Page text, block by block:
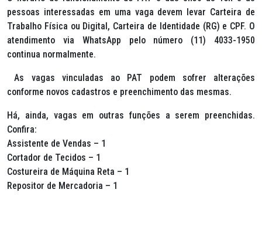
pessoas interessadas em uma vaga devem levar Carteira de
Trabalho Física ou Digital, Carteira de Identidade (RG) e CPF. O
atendimento via WhatsApp pelo número (11) 4033-1950
continua normalmente.
As vagas vinculadas ao PAT podem sofrer alterações
conforme novos cadastros e preenchimento das mesmas.
Há, ainda, vagas em outras funções a serem preenchidas.
Confira:
Assistente de Vendas – 1
Cortador de Tecidos – 1
Costureira de Máquina Reta – 1
Repositor de Mercadoria – 1